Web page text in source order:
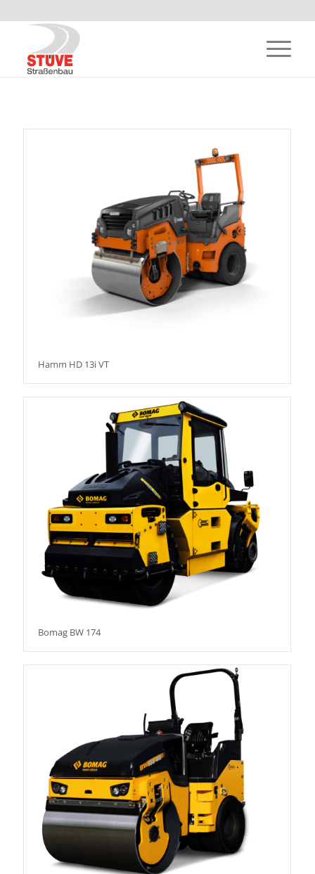
Hamm HD 13i VT
Bomag BW 174